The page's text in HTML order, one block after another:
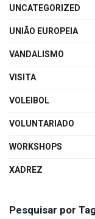
UNCATEGORIZED
UNIÃO EUROPEIA
VANDALISMO
VISITA
VOLEIBOL
VOLUNTARIADO
WORKSHOPS
XADREZ
Pesquisar por